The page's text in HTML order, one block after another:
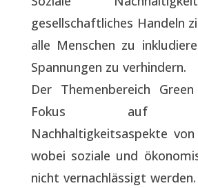
gesellschaftliches Handeln
alle Menschen zu
Spannungen zu verhindern.
Der Themenbereich
Fokus auf
Nachhaltigkeitsaspekte
wobei soziale und
nicht vernachlässigt